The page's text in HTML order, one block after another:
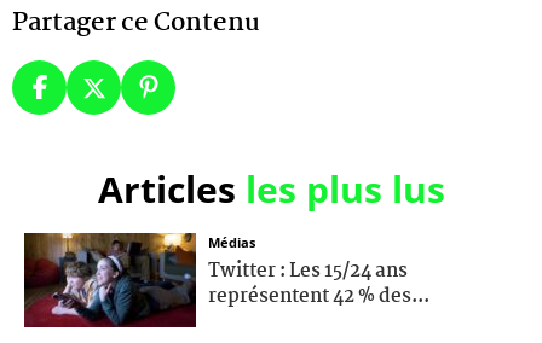
Partager ce Contenu
Articles les plus lus
Médias
Twitter : Les 15/24 ans
représentent 42 % des...